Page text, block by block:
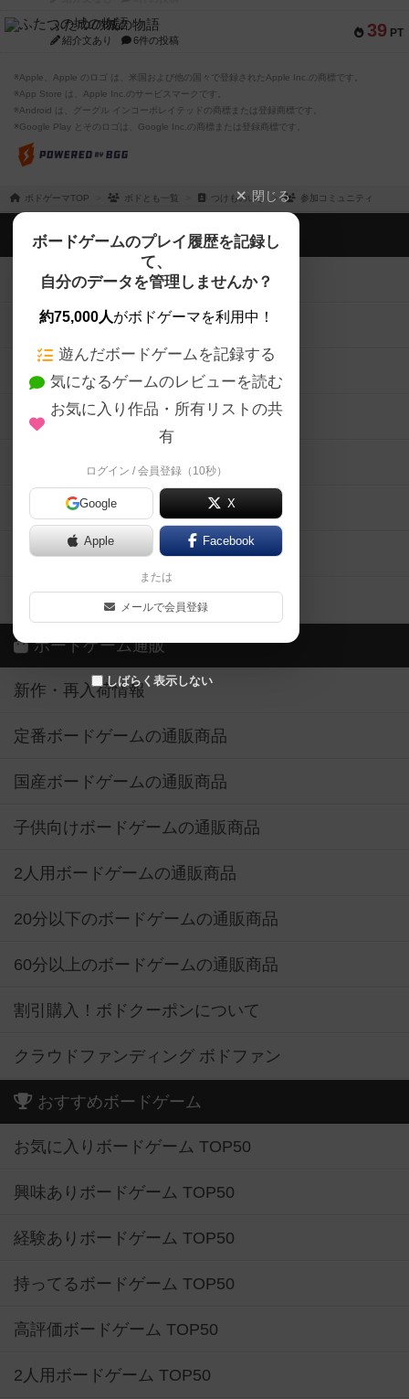
39 PT
ふたつの城の物語
紹介文あり 6件の投稿
※Apple、Apple のロゴ は、米国および他の国々で登録されたApple Inc.の商標です。
※App Store は、Apple Inc.のサービスマークです。
※Android は、グーグル インコーポレイテッドの商標または登録商標です。
※Google Play とそのロゴは、Google Inc.の商標または登録商標です。
ボドゲーマTOP ボドとも一覧 つけものいし 参加コミュニティ
閉じる
ボードゲームのプレイ履歴を記録し
て、
自分のデータを管理しませんか？
約75,000人がボドゲーマを利用中！
遊んだボードゲームを記録する
気になるゲームのレビューを読む
お気に入り作品・所有リストの共
有
ログイン / 会員登録（10秒）
Google X
Apple Facebook
または
メールで会員登録
しばらく表示しない
ボドゲーマTOP
ボードゲームを検索する
ボードゲームの新着レビュー
ボードゲーム会情報
メカニクス特集
掲示板・トピックス
ボドとも・会員一覧
ボードゲーム業界コラム
ボドゲーマご利用案内
ボードゲーム通販
新作・再入荷情報
定番ボードゲームの通販商品
国産ボードゲームの通販商品
子供向けボードゲームの通販商品
2人用ボードゲームの通販商品
20分以下のボードゲームの通販商品
60分以上のボードゲームの通販商品
割引購入！ボドクーポンについて
クラウドファンディング ボドファン
おすすめボードゲーム
お気に入りボードゲーム TOP50
興味ありボードゲーム TOP50
経験ありボードゲーム TOP50
持ってるボードゲーム TOP50
高評価ボードゲーム TOP50
2人用ボードゲーム TOP50